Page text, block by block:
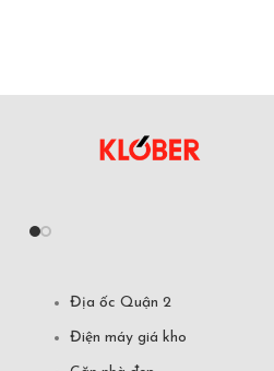
Địa ốc Quận 2
Điện máy giá kho